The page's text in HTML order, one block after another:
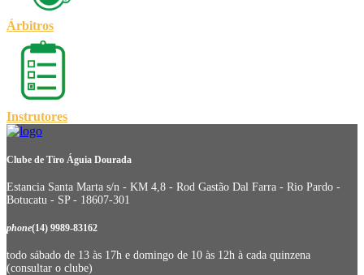
Árbitros
Instrutores
Clube de Tiro Águia Dourada
Estancia Santa Marta s/n - KM 4,8 - Rod Gastão Dal Farra - Rio Pardo -
Botucatu - SP - 18607-301
phone(14) 9989-83162
todo sábado de 13 às 17h e domingo de 10 às 12h à cada quinzena
(consultar o clube)